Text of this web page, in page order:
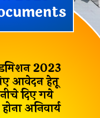
2023
आवेदन हेतू
दिए गये
अनिवार्य